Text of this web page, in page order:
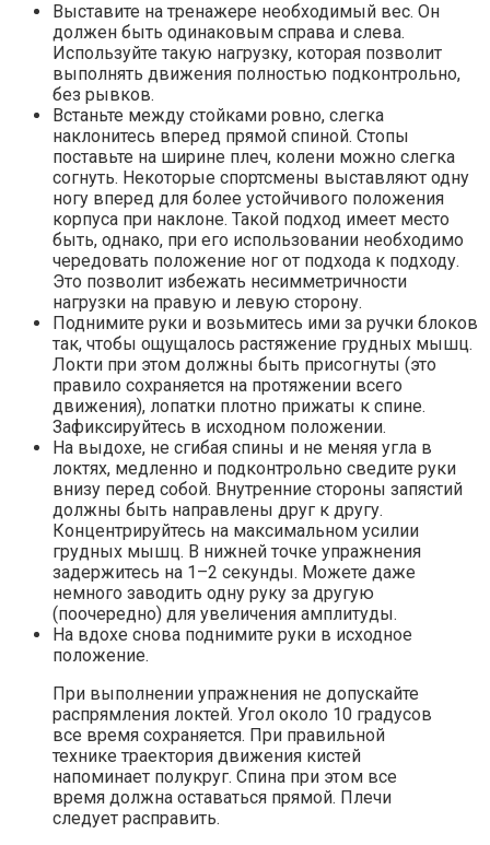
Выставите на тренажере необходимый вес. Он
должен быть одинаковым справа и слева.
Используйте такую нагрузку, которая позволит
выполнять движения полностью подконтрольно,
без рывков.
Встаньте между стойками ровно, слегка
наклонитесь вперед прямой спиной. Стопы
поставьте на ширине плеч, колени можно слегка
согнуть. Некоторые спортсмены выставляют одну
ногу вперед для более устойчивого положения
корпуса при наклоне. Такой подход имеет место
быть, однако, при его использовании необходимо
чередовать положение ног от подхода к подходу.
Это позволит избежать несимметричности
нагрузки на правую и левую сторону.
Поднимите руки и возьмитесь ими за ручки блоков
так, чтобы ощущалось растяжение грудных мышц.
Локти при этом должны быть присогнуты (это
правило сохраняется на протяжении всего
движения), лопатки плотно прижаты к спине.
Зафиксируйтесь в исходном положении.
На выдохе, не сгибая спины и не меняя угла в
локтях, медленно и подконтрольно сведите руки
внизу перед собой. Внутренние стороны запястий
должны быть направлены друг к другу.
Концентрируйтесь на максимальном усилии
грудных мышц. В нижней точке упражнения
задержитесь на 1–2 секунды. Можете даже
немного заводить одну руку за другую
(поочередно) для увеличения амплитуды.
На вдохе снова поднимите руки в исходное
положение.
При выполнении упражнения не допускайте
распрямления локтей. Угол около 10 градусов
все время сохраняется. При правильной
технике траектория движения кистей
напоминает полукруг. Спина при этом все
время должна оставаться прямой. Плечи
следует расправить.